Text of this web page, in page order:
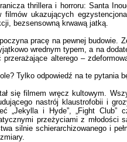
thrillera i horroru: Santa
ukazujących
bezsensowną krwawą jatką.
pracę na pewnej budowie.
wrednym typem, a na
alterego –
Tylko odpowiedź na te pytania
się filmem wręcz kultowym.
nastrój klaustrofobii i
i Hyde”, „Fight Club”
przeżyciami z młodości
silnie schierarchizowanego i